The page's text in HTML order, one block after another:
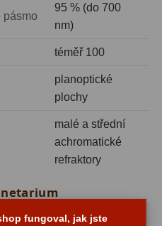
pásmo
95 % (do 700
nm)
téměř 100
planoptické
plochy
malé a střední
achromatické
refraktory
výrobce s desetiletími
fungoval, jak jste